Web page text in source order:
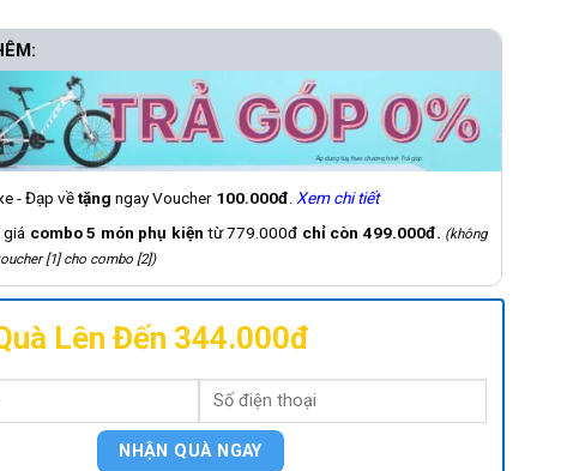
- Đạp vềtặngngay Voucher 100.000đ Xem chi tiết
giá combo 5 món phụ kiện từ 779.000đ chỉ còn 499.000đ. (không
[1] cho combo [2])
Lên Đến 344.000đ